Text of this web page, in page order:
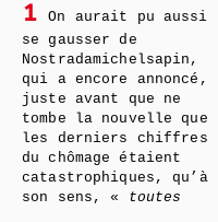
1
On aurait pu aussi
se gausser de
Nostradamichelsapin,
qui a encore annoncé,
juste avant que ne
tombe la nouvelle que
les derniers chiffres
du chômage étaient
catastrophiques, qu’à
son sens, « toutes